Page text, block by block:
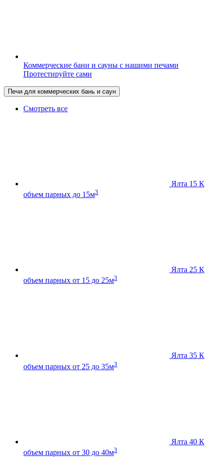
Коммерческие бани и сауны с нашими печами
Протестируйте сами
Печи для коммерческих бань и саун
Смотреть все
Ялта 15 К
объем парных до 15м3
Ялта 25 К
объем парных от 15 до 25м3
Ялта 35 К
объем парных от 25 до 35м3
Ялта 40 К
объем парных от 30 до 40м3